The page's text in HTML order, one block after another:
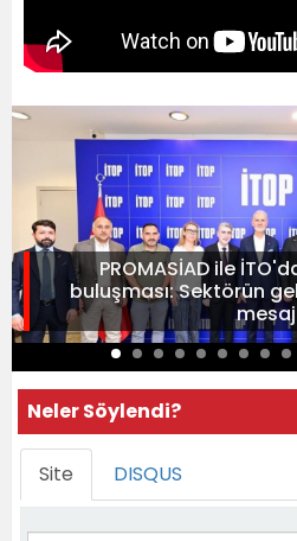
PROMASİAD ile
buluşması: Sektörün
Neler Söylendi?
Site DISQUS